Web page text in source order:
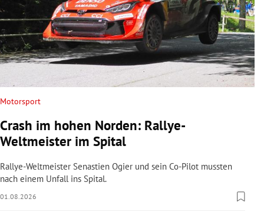
Untermenü
Untermenü
Untermenü
Untermenü
Untermenü
Motorsport
Crash im hohen Norden: Rallye-
Weltmeister im Spital
Rallye-Weltmeister Senastien Ogier und sein Co-Pilot mussten
nach einem Unfall ins Spital.
01.08.2026